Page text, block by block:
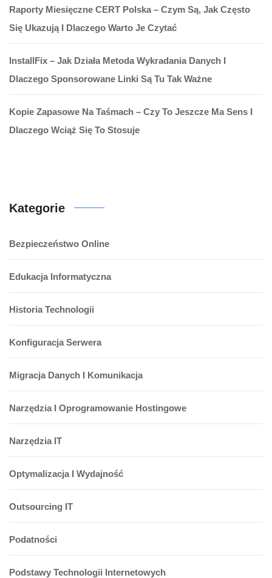
Raporty Miesięczne CERT Polska – Czym Są, Jak Często
Się Ukazują I Dlaczego Warto Je Czytać
InstallFix – Jak Działa Metoda Wykradania Danych I
Dlaczego Sponsorowane Linki Są Tu Tak Ważne
Kopie Zapasowe Na Taśmach – Czy To Jeszcze Ma Sens I
Dlaczego Wciąż Się To Stosuje
Kategorie
Bezpieczeństwo Online
Edukacja Informatyczna
Historia Technologii
Konfiguracja Serwera
Migracja Danych I Komunikacja
Narzędzia I Oprogramowanie Hostingowe
Narzędzia IT
Optymalizacja I Wydajność
Outsourcing IT
Podatności
Podstawy Technologii Internetowych